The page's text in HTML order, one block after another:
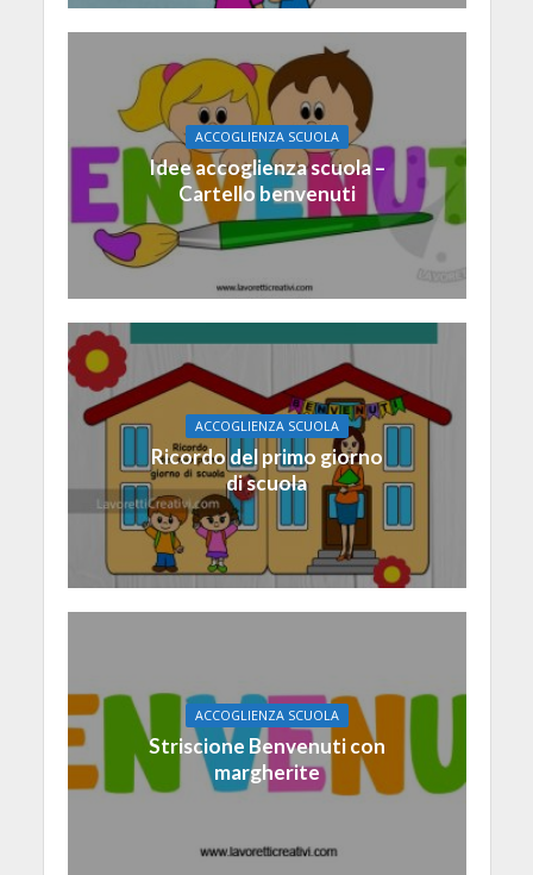
ACCOGLIENZA SCUOLA
Idee accoglienza scuola –
Cartello benvenuti
ACCOGLIENZA SCUOLA
Ricordo del primo giorno
di scuola
ACCOGLIENZA SCUOLA
Striscione Benvenuti con
margherite